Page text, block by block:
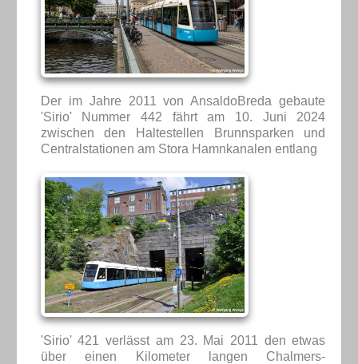
Der im Jahre 2011 von AnsaldoBreda gebaute
'Sirio' Nummer 442 fährt am 10. Juni 2024
zwischen den Haltestellen Brunnsparken und
Centralstationen am Stora Hamnkanalen entlang
'Sirio' 421 verlässt am 23. Mai 2011 den etwas
über einen Kilometer langen Chalmers-